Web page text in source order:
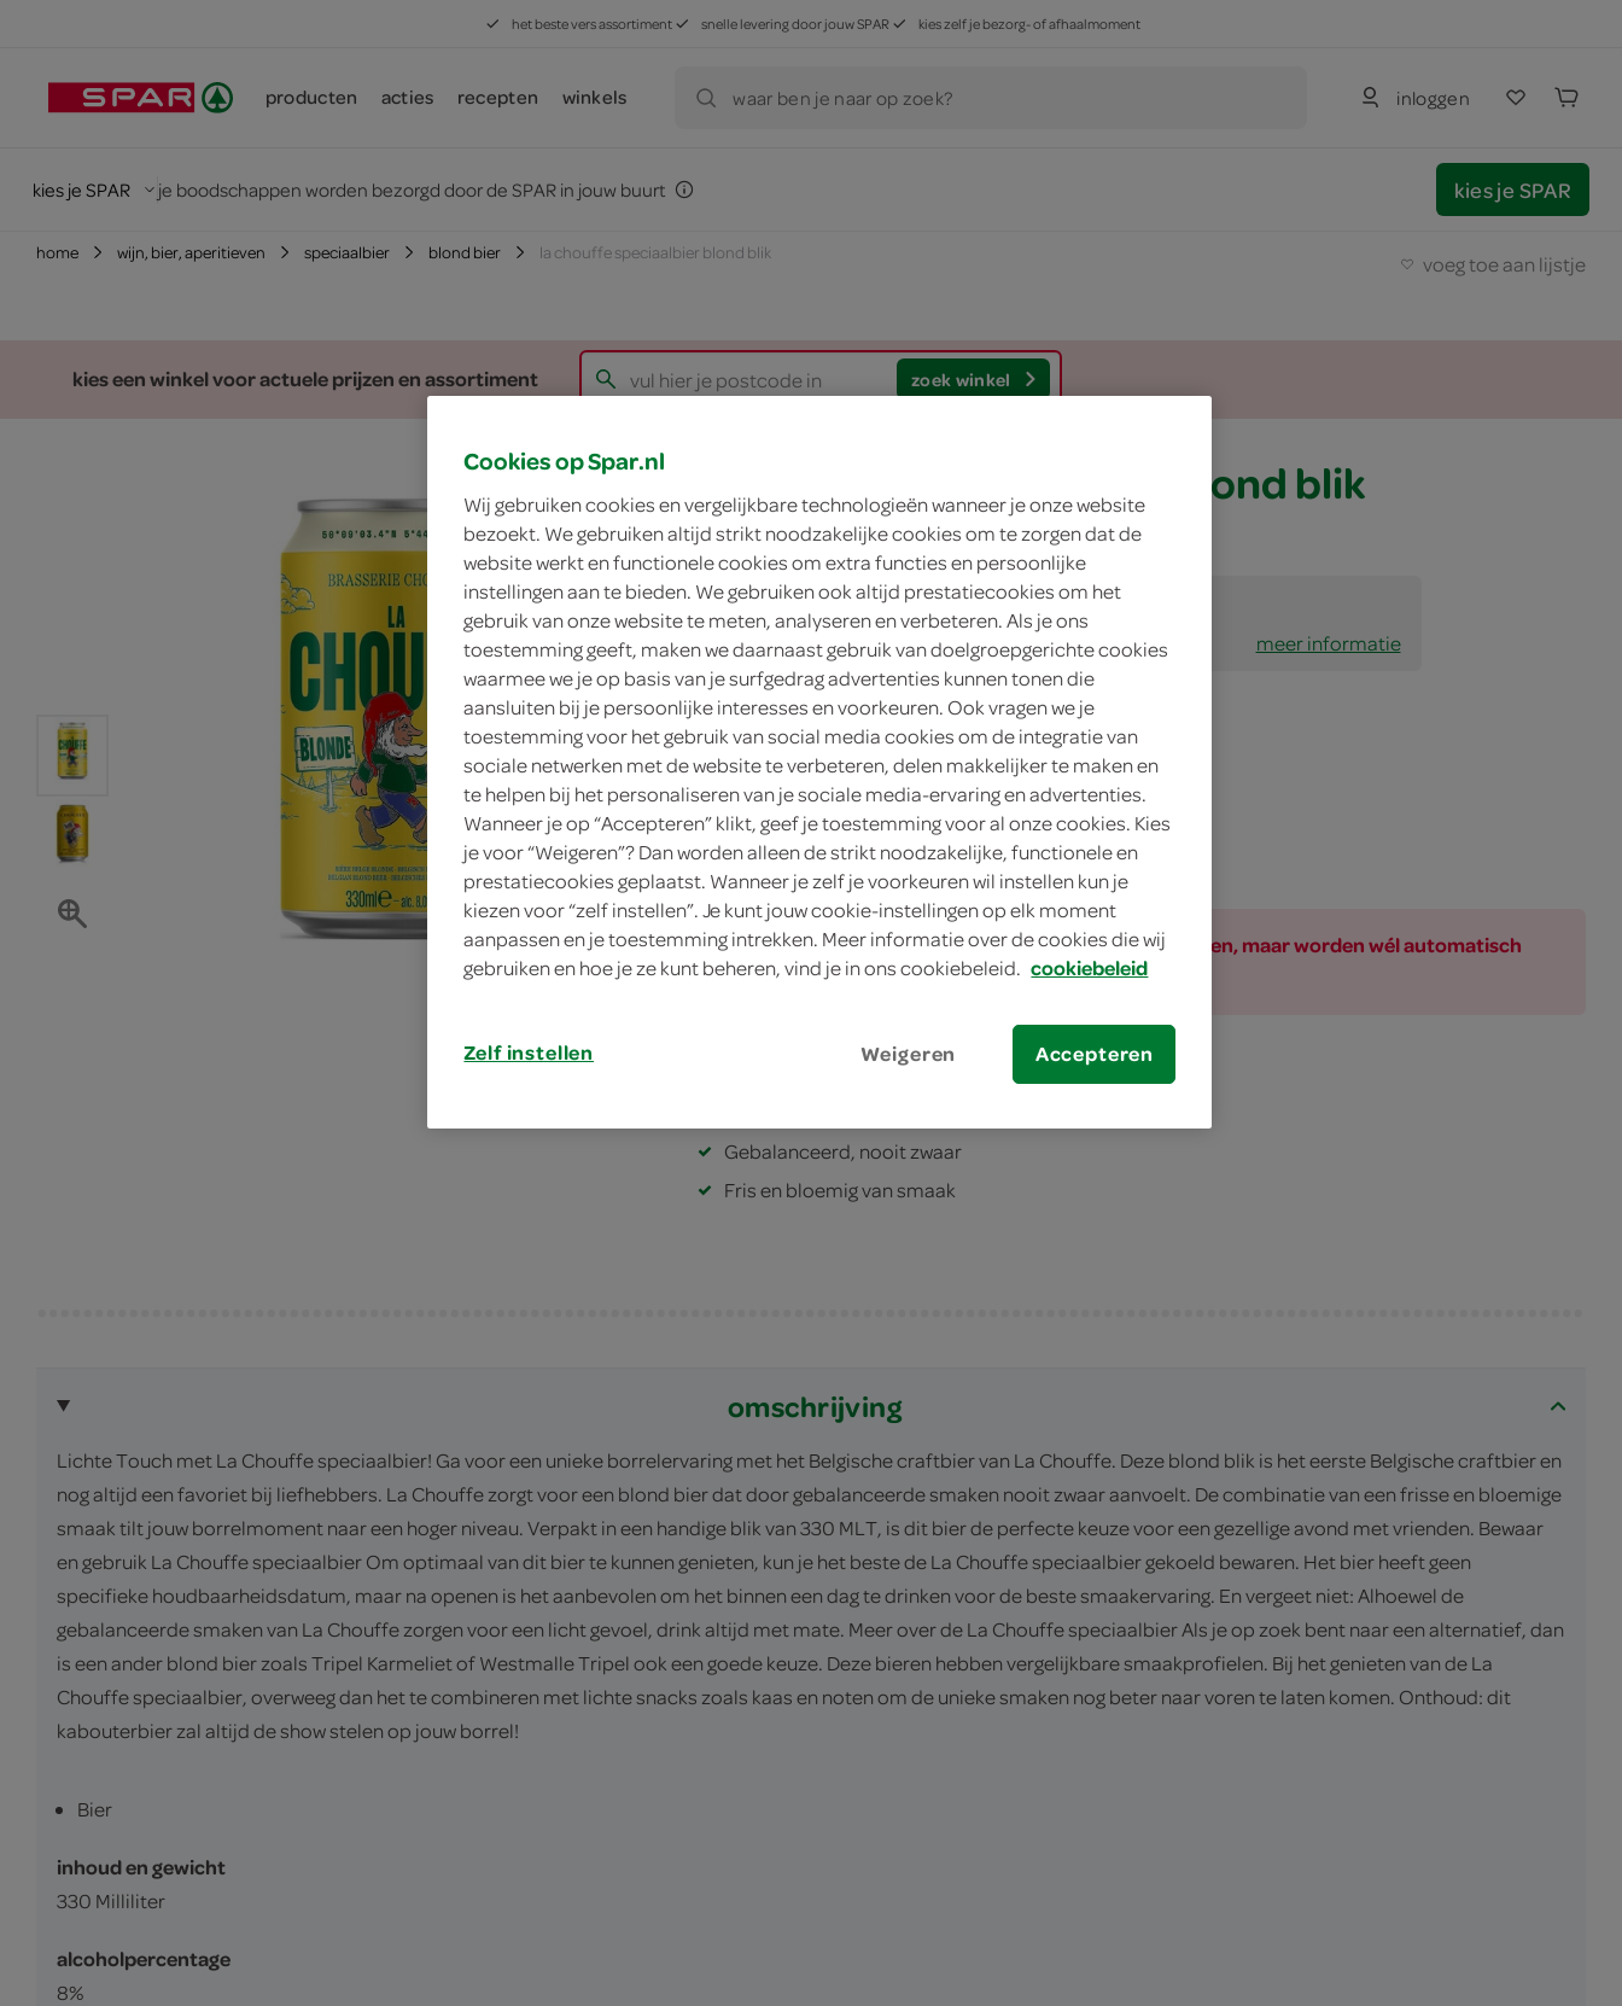
het beste vers assortiment snelle levering door jouw SPAR kies zelf je bezorg- of afhaalmoment
producten acties recepten winkels waar ben je naar op zoek? inloggen
kies je SPAR je boodschappen worden bezorgd door de SPAR in jouw buurt kies je SPAR
home wijn, bier, aperitieven speciaalbier blond bier la chouffe speciaalbier blond blik voeg toe aan lijstje
kies een winkel voor actuele prijzen en assortiment zoek winkel
La Chouffe speciaalbier blond blik
La Chouffe
< 25 jaar? Laat je legitimatie zien
< 18 jaar verkopen wij geen alcohol
meer informatie
2.
85
330 Milliliter
in winkelmand
Let op: aanbiedingen zijn niet zichtbaar bij de producten, maar worden wél automatisch
verwerkt in de winkelmand.
Ontdek La Chouffe: fris, bloemig, perfect gebalanceerd.
Gebalanceerd, nooit zwaar
Fris en bloemig van smaak
omschrijving
Lichte Touch met La Chouffe speciaalbier! Ga voor een unieke borrelervaring met het Belgische craftbier van La Chouffe. Deze blond blik is het eerste Belgische craftbier en
nog altijd een favoriet bij liefhebbers. La Chouffe zorgt voor een blond bier dat door gebalanceerde smaken nooit zwaar aanvoelt. De combinatie van een frisse en bloemige
smaak tilt jouw borrelmoment naar een hoger niveau. Verpakt in een handige blik van 330 MLT, is dit bier de perfecte keuze voor een gezellige avond met vrienden. Bewaar
en gebruik La Chouffe speciaalbier Om optimaal van dit bier te kunnen genieten, kun je het beste de La Chouffe speciaalbier gekoeld bewaren. Het bier heeft geen
specifieke houdbaarheidsdatum, maar na openen is het aanbevolen om het binnen een dag te drinken voor de beste smaakervaring. En vergeet niet: Alhoewel de
gebalanceerde smaken van La Chouffe zorgen voor een licht gevoel, drink altijd met mate. Meer over de La Chouffe speciaalbier Als je op zoek bent naar een alternatief, dan
is een ander blond bier zoals Tripel Karmeliet of Westmalle Tripel ook een goede keuze. Deze bieren hebben vergelijkbare smaakprofielen. Bij het genieten van de La
Chouffe speciaalbier, overweeg dan het te combineren met lichte snacks zoals kaas en noten om de unieke smaken nog beter naar voren te laten komen. Onthoud: dit
kabouterbier zal altijd de show stelen op jouw borrel!
Bier
inhoud en gewicht
330 Milliliter
alcoholpercentage
8%
Cookies op Spar.nl
Wij gebruiken cookies en vergelijkbare technologieën wanneer je onze website
bezoekt. We gebruiken altijd strikt noodzakelijke cookies om te zorgen dat de
website werkt en functionele cookies om extra functies en persoonlijke
instellingen aan te bieden. We gebruiken ook altijd prestatiecookies om het
gebruik van onze website te meten, analyseren en verbeteren. Als je ons
toestemming geeft, maken we daarnaast gebruik van doelgroepgerichte cookies
waarmee we je op basis van je surfgedrag advertenties kunnen tonen die
aansluiten bij je persoonlijke interesses en voorkeuren. Ook vragen we je
toestemming voor het gebruik van social media cookies om de integratie van
sociale netwerken met de website te verbeteren, delen makkelijker te maken en
te helpen bij het personaliseren van je sociale media-ervaring en advertenties.
Wanneer je op “Accepteren” klikt, geef je toestemming voor al onze cookies. Kies
je voor “Weigeren”? Dan worden alleen de strikt noodzakelijke, functionele en
prestatiecookies geplaatst. Wanneer je zelf je voorkeuren wil instellen kun je
kiezen voor “zelf instellen”. Je kunt jouw cookie-instellingen op elk moment
aanpassen en je toestemming intrekken. Meer informatie over de cookies die wij
gebruiken en hoe je ze kunt beheren, vind je in ons cookiebeleid. cookiebeleid
Zelf instellen Weigeren Accepteren